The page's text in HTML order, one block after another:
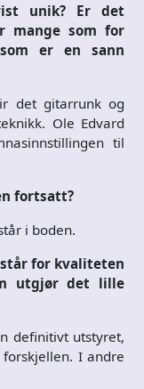
unik? Er det
mange som for
er en sann
det gitarrunk og
Ole Edvard
til
fortsatt?
i boden.
for kvaliteten
utgjør det lille
definitivt utstyret,
I andre